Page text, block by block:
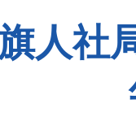
人社